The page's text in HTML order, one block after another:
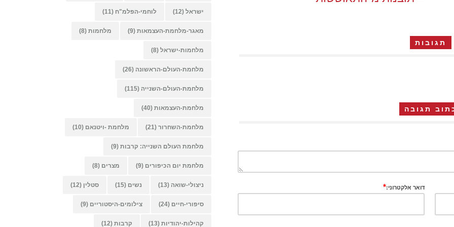
תגובות
תגובה
דואר אלקטרוני:*
ישראל (12) לוחמי-הפלמ"ח (11)
מאגר-מלחמת-העצמאות (9) מלחמות (8)
מלחמות-ישראל (8)
מלחמת-העולם-הראשונה (26)
מלחמת-העולם-השנייה (115)
מלחמת-העצמאות (40)
מלחמת-השחרור (21) מלחמת -ויטנאם (10)
מלחמת העולם השנייה: קרבות (9)
מלחמת יום הכיפורים (9) מצרים (8)
ניצולי-שואה (13) נשים (15) סטלין (12)
סיפורי-חיים (24) צילומים-היסטוריים (9)
קהילות-יהודיות (13) קרבות (12)